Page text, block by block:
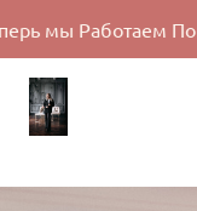
По всей РФ!